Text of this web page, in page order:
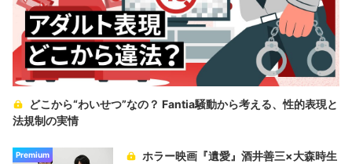
どこから“わいせつ”なの？ Fantia騒動から考える、性的表現と
法規制の実情
Premium
ホラー映画『遺愛』酒井善三×大森時生